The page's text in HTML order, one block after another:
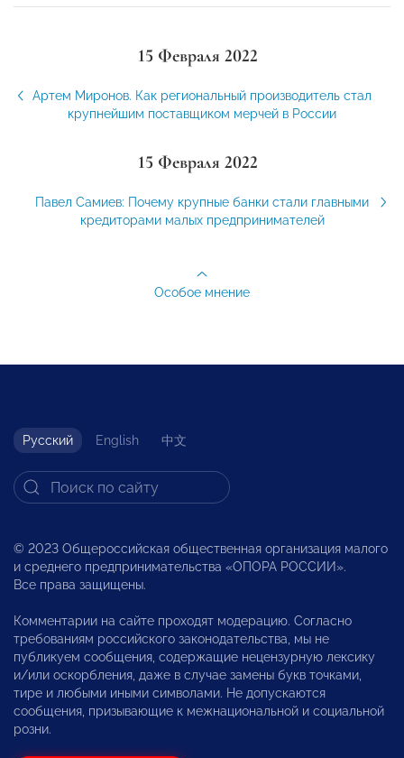
15 Февраля 2022
Артем Миронов. Как региональный производитель стал
крупнейшим поставщиком мерчей в России
15 Февраля 2022
Павел Самиев: Почему крупные банки стали главными
кредиторами малых предпринимателей
Особое мнение
Русский English 中文
© 2023 Общероссийская общественная организация малого
и среднего предпринимательства «ОПОРА РОССИИ».
Все права защищены.
Комментарии на сайте проходят модерацию. Согласно
требованиям российского законодательства, мы не
публикуем сообщения, содержащие нецензурную лексику
и/или оскорбления, даже в случае замены букв точками,
тире и любыми иными символами. Не допускаются
сообщения, призывающие к межнациональной и социальной
розни.